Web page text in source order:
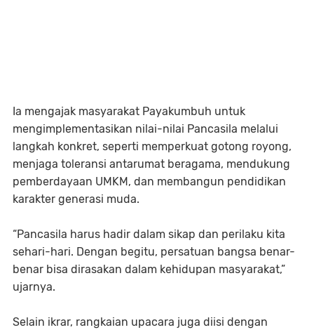
Ia mengajak masyarakat Payakumbuh untuk
mengimplementasikan nilai-nilai Pancasila melalui
langkah konkret, seperti memperkuat gotong royong,
menjaga toleransi antarumat beragama, mendukung
pemberdayaan UMKM, dan membangun pendidikan
karakter generasi muda.
“Pancasila harus hadir dalam sikap dan perilaku kita
sehari-hari. Dengan begitu, persatuan bangsa benar-
benar bisa dirasakan dalam kehidupan masyarakat,”
ujarnya.
Selain ikrar, rangkaian upacara juga diisi dengan